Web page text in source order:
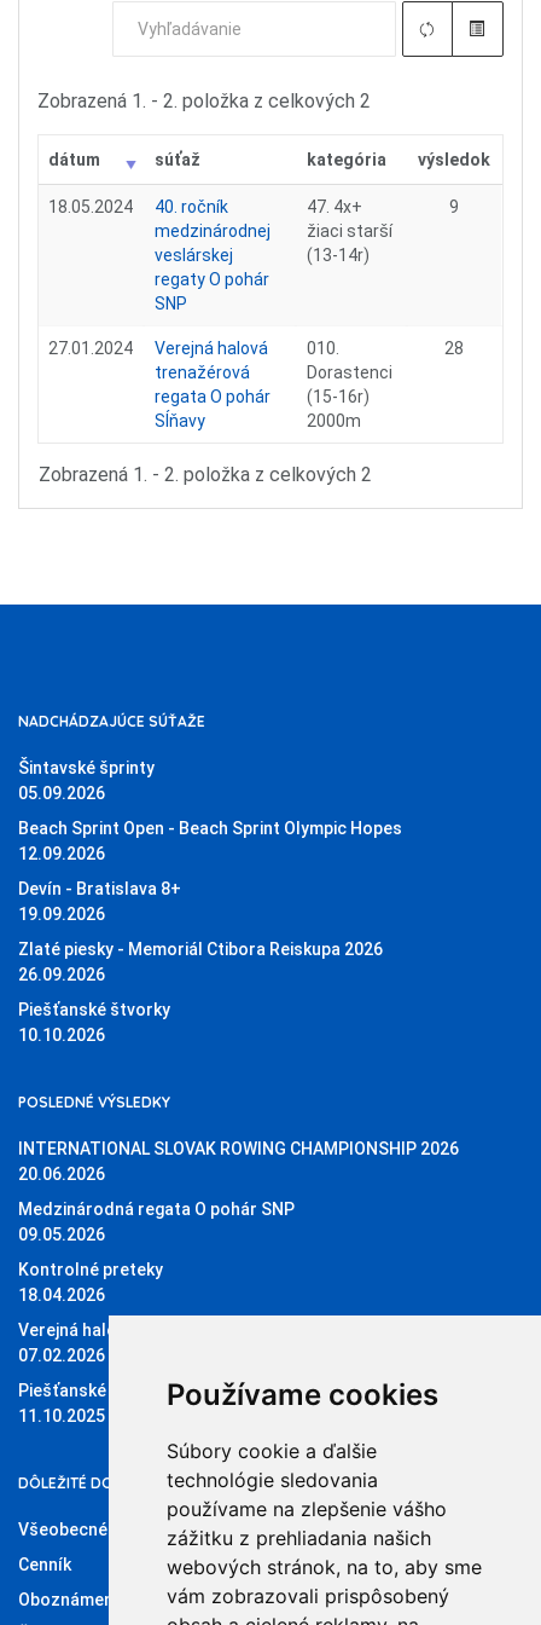
Používame cookies
Súbory cookie a ďalšie
technológie sledovania
používame na zlepšenie vášho
zážitku z prehliadania našich
webových stránok, na to, aby sme
vám zobrazovali prispôsobený
Zobrazená 1. - 2. položka z celkových 2
dátum súťaž kategória výsledok
18.05.2024
40. ročník
medzinárodnej
veslárskej
regaty O pohár
SNP
47. 4x+
žiaci starší
(13-14r)
9
27.01.2024
Verejná halová
trenažérová
regata O pohár
Sĺňavy
010.
Dorastenci
(15-16r)
2000m
28
Zobrazená 1. - 2. položka z celkových 2
NADCHÁDZAJÚCE SÚŤAŽE
Šintavské šprinty
05.09.2026
Beach Sprint Open - Beach Sprint Olympic Hopes
12.09.2026
Devín - Bratislava 8+
19.09.2026
Zlaté piesky - Memoriál Ctibora Reiskupa 2026
26.09.2026
Piešťanské štvorky
10.10.2026
POSLEDNÉ VÝSLEDKY
INTERNATIONAL SLOVAK ROWING CHAMPIONSHIP 2026
20.06.2026
Medzinárodná regata O pohár SNP
09.05.2026
Kontrolné preteky
18.04.2026
Verejná halová regata O pohár Sĺňavy
07.02.2026
Piešťanské štvorky 11.10.2025
11.10.2025
DÔLEŽITÉ DOKUMENTY
Všeobecné obchodné podmienky
Cenník
Oboznámenie so spracúvaním osobných údajov